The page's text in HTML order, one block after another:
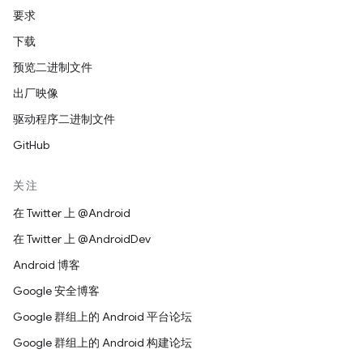
要求
下载
预览二进制文件
出厂映像
驱动程序二进制文件
GitHub
关注
在 Twitter 上 @Android
在 Twitter 上 @AndroidDev
Android 博客
Google 安全博客
Google 群组上的 Android 平台论坛
Google 群组上的 Android 构建论坛